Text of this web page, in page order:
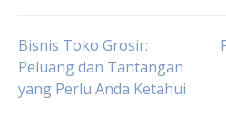
Post
navigation
Bisnis Toko Grosir:
Peluang dan Tantangan
yang Perlu Anda Ketahui